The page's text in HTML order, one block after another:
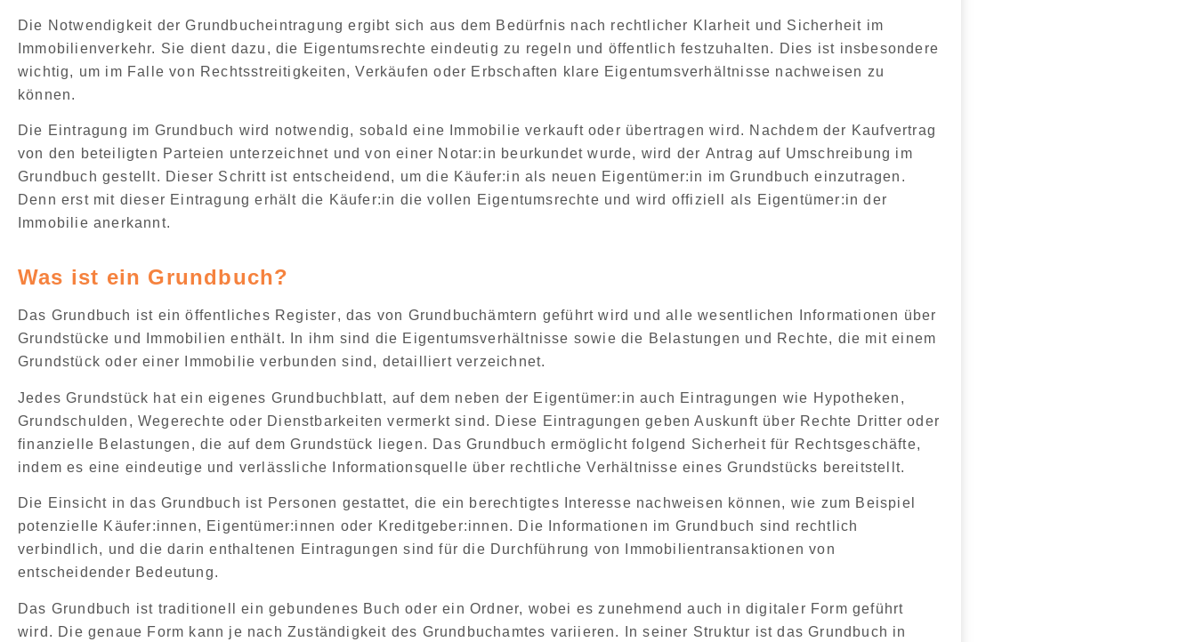
Die Notwendigkeit der Grundbucheintragung ergibt sich aus dem Bedürfnis nach rechtlicher Klarheit und Sicherheit im
Immobilienverkehr. Sie dient dazu, die Eigentumsrechte eindeutig zu regeln und öffentlich festzuhalten. Dies ist insbesondere
wichtig, um im Falle von Rechtsstreitigkeiten, Verkäufen oder Erbschaften klare Eigentumsverhältnisse nachweisen zu
können.
Die Eintragung im Grundbuch wird notwendig, sobald eine Immobilie verkauft oder übertragen wird. Nachdem der Kaufvertrag
von den beteiligten Parteien unterzeichnet und von einer Notar:in beurkundet wurde, wird der Antrag auf Umschreibung im
Grundbuch gestellt. Dieser Schritt ist entscheidend, um die Käufer:in als neuen Eigentümer:in im Grundbuch einzutragen .
Denn erst mit dieser Eintragung erhält die Käufer:in die vollen Eigentumsrechte und wird offiziell als Eigentümer:in der
Immobilie anerkannt.
Was ist ein Grundbuch?
Das Grundbuch ist ein öffentliches Register, das von Grundbuchämtern geführt wird und alle wesentlichen Informationen über
Grundstücke und Immobilien enthält. In ihm sind die Eigentumsverhältnisse sowie die Belastungen und Rechte, die mit einem
Grundstück oder einer Immobilie verbunden sind, detailliert verzeichnet.
Jedes Grundstück hat ein eigenes Grundbuchblatt, auf dem neben der Eigentümer:in auch Eintragungen wie Hypotheken,
Grundschulden, Wegerechte oder Dienstbarkeiten vermerkt sind. Diese Eintragungen geben Auskunft über Rechte Dritter oder
finanzielle Belastungen , die auf dem Grundstück liegen. Das Grundbuch ermöglicht folgend Sicherheit für Rechtsgeschäfte,
indem es eine eindeutige und verlässliche Informationsquelle über rechtliche Verhältnisse eines Grundstücks bereitstellt.
Die Einsicht in das Grundbuch ist Personen gestattet, die ein berechtigtes Interesse nachweisen können, wie zum Beispiel
potenzielle Käufer:innen, Eigentümer:innen oder Kreditgeber:innen. Die
Informationen im Grundbuch sind rechtlich
verbindlich, und die darin enthaltenen Eintragungen sind für die Durchführung von Immobilientransaktionen von
entscheidender Bedeutung.
Das Grundbuch ist traditionell ein gebundenes Buch oder ein Ordner, wobei es zunehmend auch in digitaler Form geführt
wird. Die genaue Form kann je nach Zuständigkeit des Grundbuchamtes variieren. In seiner Struktur ist das Grundbuch in